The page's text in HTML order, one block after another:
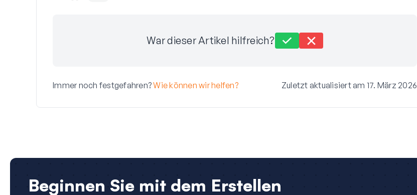
War dieser Artikel hilfreich?
Immer noch festgefahren?Wie können wir helfen? Zuletzt aktualisiert am 17. März 2026
Beginnen Sie mit dem Erstellen